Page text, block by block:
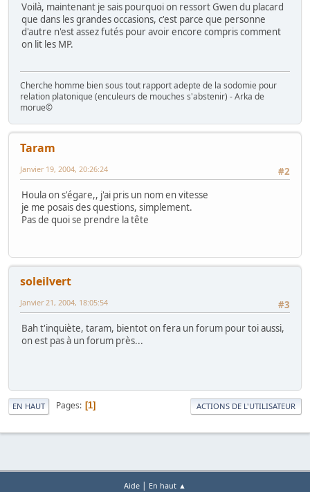
Voilà, maintenant je sais pourquoi on ressort Gwen du placard
que dans les grandes occasions, c'est parce que personne
d'autre n'est assez futés pour avoir encore compris comment
on lit les MP.
Cherche homme bien sous tout rapport adepte de la sodomie pour
relation platonique (enculeurs de mouches s'abstenir) - Arka de
morue©
Taram
#2
Janvier 19, 2004, 20:26:24
Houla on s'égare,, j'ai pris un nom en vitesse
je me posais des questions, simplement.
Pas de quoi se prendre la tête
soleilvert
#3
Janvier 21, 2004, 18:05:54
Bah t'inquiète, taram, bientot on fera un forum pour toi aussi,
on est pas à un forum près...
EN HAUT Pages 1 ACTIONS DE L'UTILISATEUR
Aide | En haut ▲